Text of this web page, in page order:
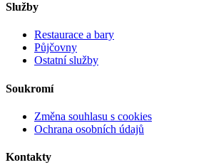
Služby
Restaurace a bary
Půjčovny
Ostatní služby
Soukromí
Změna souhlasu s cookies
Ochrana osobních údajů
Kontakty